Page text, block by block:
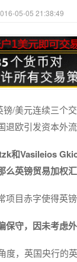
05-05 21:38:49
/美元连续三个
欧引发资本外
和Vasileios
英镑贸易加权
目赤字使得英
保守，因未考虑
度，英国央行的